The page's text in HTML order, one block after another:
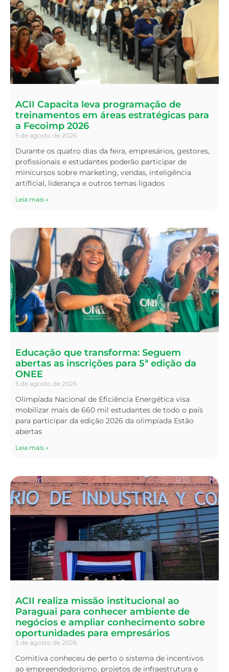
ACII Capacita leva programação de
treinamentos em áreas estratégicas para
a Fecoimp 2026
5 de agosto de 2026
Durante os quatro dias da feira, empresários, gestores,
profissionais e estudantes poderão participar de
minicursos sobre marketing, vendas, inteligência
artificial, liderança e outros temas ligados
Leia mais »
Educação que transforma: Seguem
abertas as inscrições para 5ª edição da
ONEE
5 de agosto de 2026
Olimpíada Nacional de Eficiência Energética visa
mobilizar mais de 660 mil estudantes de todo o país
para participar da edição 2026 da olimpíada Estão
abertas
Leia mais »
ACII realiza missão institucional ao
Paraguai para conhecer ambiente de
negócios e ampliar conhecimento sobre
oportunidades para empresários
3 de agosto de 2026
Comitiva conheceu de perto o sistema de incentivos
ao empreendedorismo, projetos de infraestrutura e